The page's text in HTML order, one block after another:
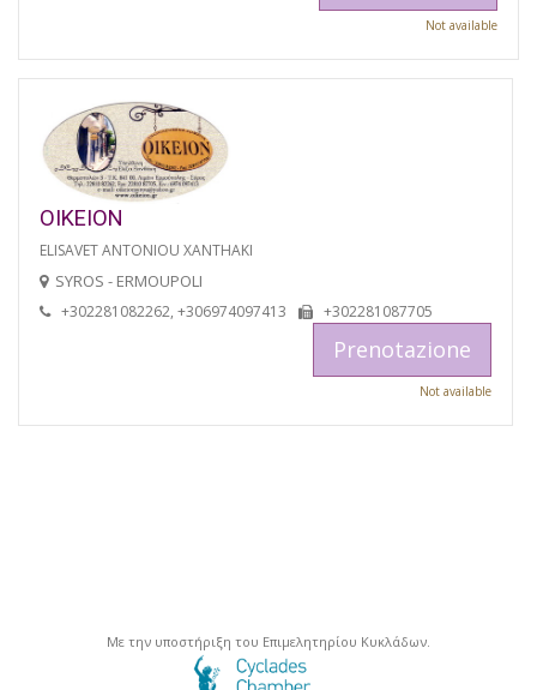
Not available
OIKEION
ELISAVET ANTONIOU XANTHAKI
SYROS - ERMOUPOLI
+302281082262, +306974097413 +302281087705
Prenotazione
Not available
Με την υποστήριξη του Επιμελητηρίου Κυκλάδων.